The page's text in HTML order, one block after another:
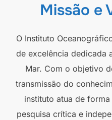
Missão e
O Instituto
de excelência dedicada
Mar. Com o objetivo
transmissão do
instituto atua de
pesquisa crítica e